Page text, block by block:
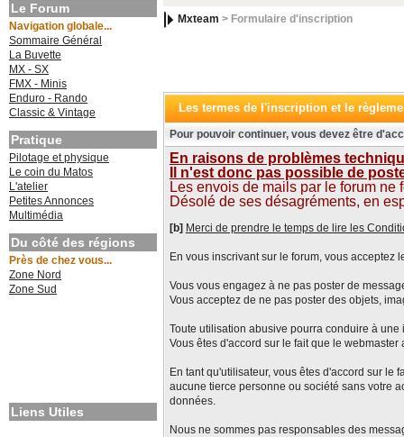
Le Forum
Navigation globale...
Sommaire Général
La Buvette
MX - SX
FMX - Minis
Enduro - Rando
Classic & Vintage
Pratique
Pilotage et physique
Le coin du Matos
L'atelier
Petites Annonces
Multimédia
Du côté des régions
Près de chez vous...
Zone Nord
Zone Sud
Liens Utiles
Mxteam > Formulaire d'inscription
Les termes de l'inscription et le
Pour pouvoir continuer, vous devez être
En raisons de problèmes
Il n'est donc pas possible de
Les envois de mails par le forum
Désolé de ses désagréments, en
[b] Merci de prendre le temps de lire les
En vous inscrivant sur le forum, vous
Vous vous engagez à ne pas poster de
Vous acceptez de ne pas poster des objets,
Toute utilisation abusive pourra conduire à
Vous êtes d'accord sur le fait que le
En tant qu'utilisateur, vous êtes d'accord sur
aucune tierce personne ou société sans votre
données.
Nous ne sommes pas responsables des